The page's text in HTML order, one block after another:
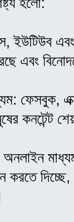
ইউটিউব
এবং
ফেসবুক,
কনটেন্ট
অনলাইন
করতে